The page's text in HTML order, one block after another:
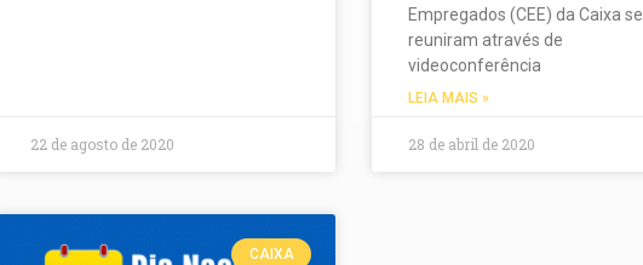
22 de agosto de 2020
Empregados (CEE) da Caixa se
reuniram através de
videoconferência
LEIA MAIS »
28 de abril de 2020
CAIXA